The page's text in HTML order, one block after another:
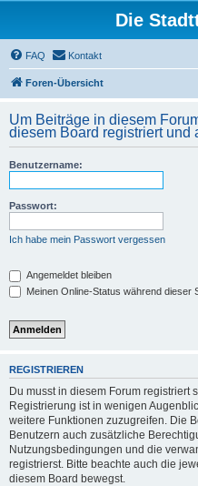
Die
FAQ Kontakt
Foren-Übersicht
Um Beiträge in diesem
diesem Board registriert und
Benutzername:
Passwort:
Ich habe mein Passwort vergessen
Angemeldet bleiben
Meinen Online-Status während dieser
REGISTRIEREN
Du musst in diesem Forum registriert
Registrierung ist in wenigen
weitere Funktionen zuzugreifen. Die
Benutzern auch zusätzliche
Nutzungsbedingungen und die
registrierst. Bitte beachte auch die
diesem Board bewegst.